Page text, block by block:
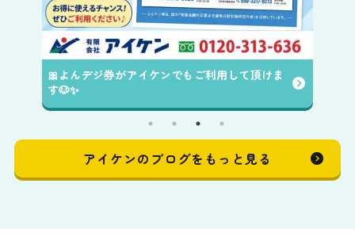
🎀よんデジ券がアイケンでもご利用して頂けま
す🐶✨️
アイケンのブログをもっと見る